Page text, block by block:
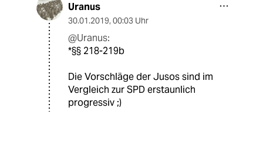
Uranus
30.01.2019, 00:03 Uhr
@Uranus:
*§§ 218-219b
Die Vorschläge der Jusos sind im
Vergleich zur SPD erstaunlich
progressiv ;)